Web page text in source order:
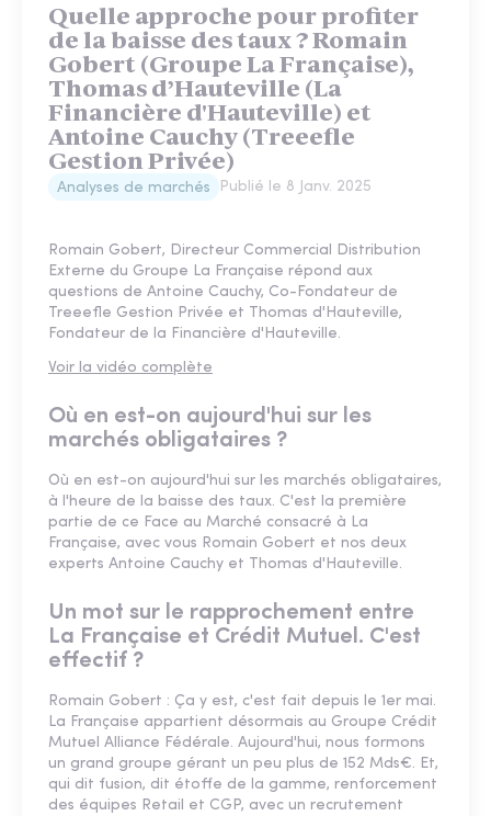
Quelle approche pour profiter
de la baisse des taux ? Romain
Gobert (Groupe La Française),
Thomas d’Hauteville (La
Financière d'Hauteville) et
Antoine Cauchy (Treeefle
Gestion Privée)
Analyses de marchés Publié le 8 Janv. 2025
Romain Gobert, Directeur Commercial Distribution
Externe du Groupe La Française répond aux
questions de Antoine Cauchy, Co-Fondateur de
Treeefle Gestion Privée et Thomas d'Hauteville,
Fondateur de la Financière d'Hauteville.
Voir la vidéo complète
Où en est-on aujourd'hui sur les
marchés obligataires ?
Où en est-on aujourd'hui sur les marchés obligataires,
à l'heure de la baisse des taux. C'est la première
partie de ce Face au Marché consacré à La
Française, avec vous Romain Gobert et nos deux
experts Antoine Cauchy et Thomas d'Hauteville.
Un mot sur le rapprochement entre
La Française et Crédit Mutuel. C'est
effectif ?
Romain Gobert : Ça y est, c'est fait depuis le 1er mai.
La Française appartient désormais au Groupe Crédit
Mutuel Alliance Fédérale. Aujourd'hui, nous formons
un grand groupe gérant un peu plus de 152 Mds€. Et,
qui dit fusion, dit étoffe de la gamme, renforcement
des équipes Retail et CGP, avec un recrutement